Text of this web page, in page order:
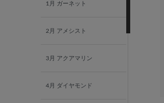
1月 ガーネット
2月 アメシスト
3月 アクアマリン
4月 ダイヤモンド